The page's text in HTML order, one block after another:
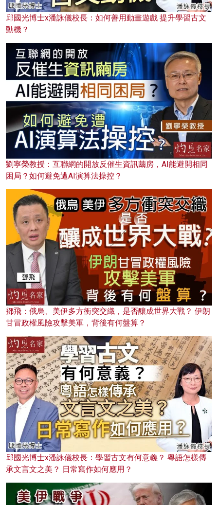
邱國光博士x潘詠儀校長：如何善用動畫遊戲 提升學習古文
動機？
劉寧榮教授：互聯網的開放反催生資訊繭房，AI能避開相同
困局？如何避免遭AI演算法操控？
鄧飛：俄烏、美伊多方衝突交織，是否釀成世界大戰？ 伊朗
甘冒政權風險攻擊美軍，背後有何盤算？
邱國光博士x潘詠儀校長：學習古文有何意義？ 粵語怎樣傳
承文言文之美？ 日常寫作如何應用？